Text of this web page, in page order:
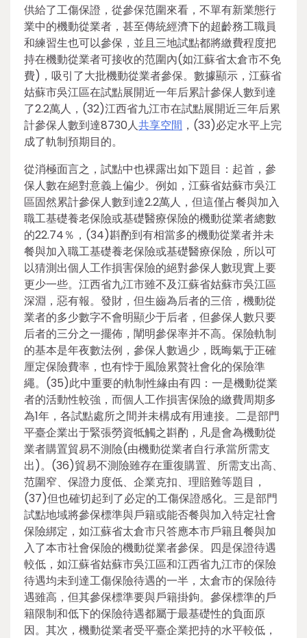
供給了工傷保證，從參保范圍來看，不單有新業態行
業中的機動從業者，甚至傳統經濟下的超齡務工職員
和練習生也可以參保，並且三地試點都將繳費程度把
持在機動從業者可接收的范圍內(如江蘇省太倉市不免
費)，吸引了大批機動從業者參保。數據顯示，江蘇省
姑蘇市吳江區在試點展開近一年后累計參保人數到達
了2.2萬人，(32)江西省九江市在試點展開近三年后累
計參保人數到達8730人共享空間 ，(33)必定水平上完
成了軌制預期目的。
從消極面言之，試點中也裸露出如下題目：起首，參
保人數在絕對意義上偏少。例如，江蘇省姑蘇市吳江
區固然累計參保人數到達2.2萬人，但這僅占餐與加入
職工基礎養老保險或基礎醫療保險的機動從業者總數
的22.74％，(34)斟酌到有相當多的機動從業者并未
餐與加入職工基礎養老保險或基礎醫療保險，所以可
以猜測出個人工作損害保險的絕對參保人數現實上要
更少一些。江西省九江市雖不及江蘇省姑蘇市吳江區
深淵，惡有報。發財，但生齒為后者的三倍，機動從
業者的多少數字不會明顯少于后者，但參保人數只要
后者的三分之一擺佈，闡明參保率并不高。保險軌制
的基本是年夜數法例，參保人數過少，既晦氣于正確
厘定保險費率，也有悖于風險累贅社會化的保險準
繩。(35)此中重要的軌制性緣由有四：一是機動從業
者的活動性較強，而個人工作損害保險的繳費周期多
為1年，各試點處所之間并未構成有用連接。二是部門
平臺企業出于緊張勞資牴觸之斟酌，凡是會為機動從
業者購置貿易不測險(由機動從業者自行承當所需支
出)。(36)貿易不測險雖存在重復購置、所需支出高、
范圍窄、保證力度低、企業克扣、理賠難等題目，
(37)但也確切起到了必定的工傷保證感化。三是部門
試點地域將參保標準與戶籍或能否餐與加入特定社會
保險綁定，如江蘇省太倉市只答應本市戶籍且餐與加
入了本市社會保險的機動從業者參保。四是保證待遇
較低，如江蘇省姑蘇市吳江區和江西省九江市的保險
待遇均未到達工傷保險待遇的一半，太倉市的保險待
遇雖高，但其參保標準要與戶籍掛鉤。參保標準的戶
籍限制和低下的保險待遇都屬于最基礎性的負面原
因。其次，機動從業者受平臺企業把持的水平較低，